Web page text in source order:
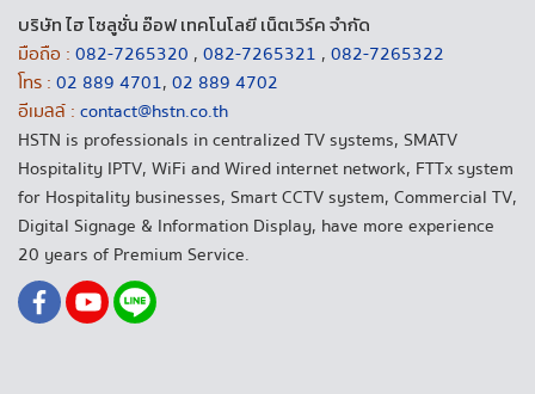
บริษัท ไฮ โซลูชั่น อ๊อฟ เทคโนโลยี เน็ตเวิร์ค จำกัด
มือถือ : 082-7265320 , 082-7265321 , 082-7265322
โทร : 02 889 4701, 02 889 4702
อีเมลล์ : contact@hstn.co.th
HSTN is professionals in centralized TV systems, SMATV
Hospitality IPTV, WiFi and Wired internet network, FTTx system
for Hospitality businesses, Smart CCTV system, Commercial TV,
Digital Signage & Information Display, have more experience
20 years of Premium Service.